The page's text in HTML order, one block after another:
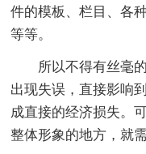
件的模板、栏目、各
等等。
所以不得有丝毫
出现失误，直接影响
成直接的经济损失。
整体形象的地方，就